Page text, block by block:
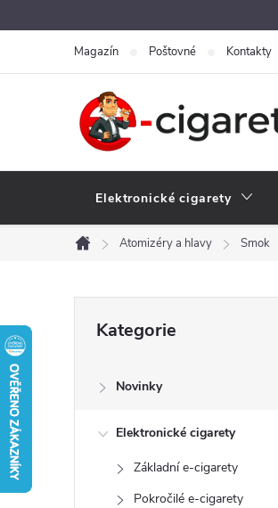
na
Magazín Poštovné Kontakty
Elektronické cigarety
Domů
Atomizéry a hlavy Smok
kategorie
Kategorie
Novinky
Elektronické cigarety
Základní e-cigarety
Pokročilé e-cigarety